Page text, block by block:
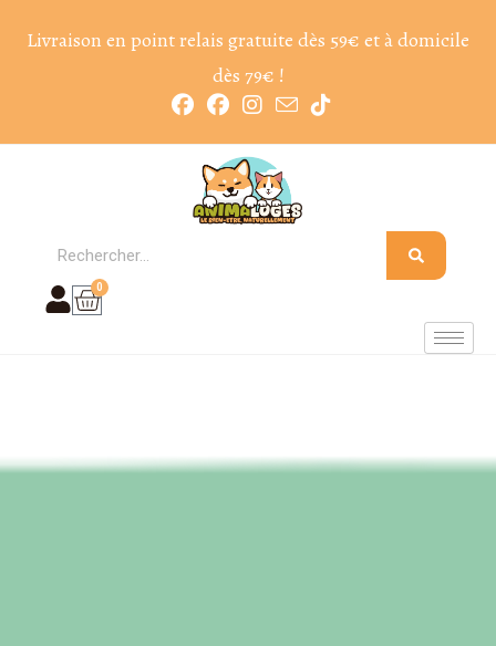
Livraison en point relais gratuite dès 59€ et à domicile
dès 79€ !
0